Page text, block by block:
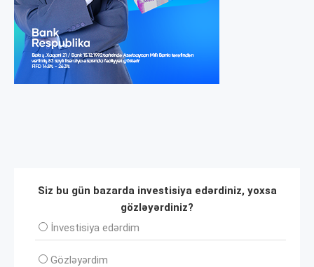
Siz bu gün bazarda investisiya edərdiniz, yoxsa
gözləyərdiniz?
İnvеstisiya edərdim
Gözləyərdim